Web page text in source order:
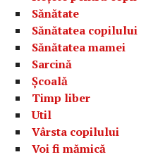
Sănătate
Sănătatea copilului
Sănătatea mamei
Sarcină
Școală
Timp liber
Util
Vârsta copilului
Voi fi mămică